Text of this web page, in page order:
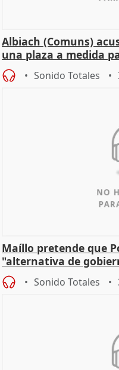
Albiach (Comuns)
una plaza a medida
Sonido Totales
Maíllo pretende que
"alternativa de
oposición
Sonido Totales